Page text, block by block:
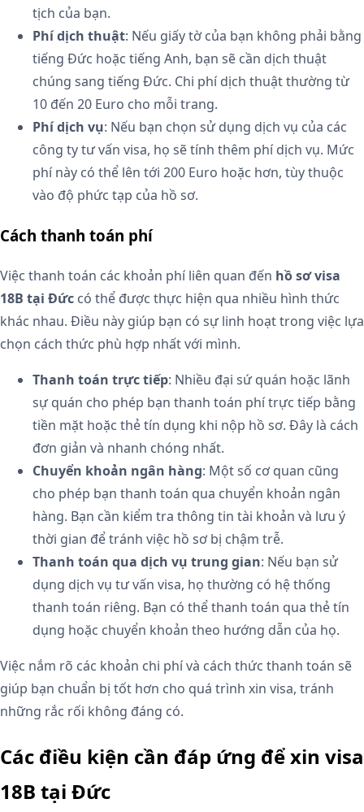
tịch của bạn.
Phí dịch thuật: Nếu giấy tờ của bạn không phải bằng
tiếng Đức hoặc tiếng Anh, bạn sẽ cần dịch thuật
chúng sang tiếng Đức. Chi phí dịch thuật thường từ
10 đến 20 Euro cho mỗi trang.
Phí dịch vụ: Nếu bạn chọn sử dụng dịch vụ của các
công ty tư vấn visa, họ sẽ tính thêm phí dịch vụ. Mức
phí này có thể lên tới 200 Euro hoặc hơn, tùy thuộc
vào độ phức tạp của hồ sơ.
Cách thanh toán phí
Việc thanh toán các khoản phí liên quan đến hồ sơ visa
18B tại Đức có thể được thực hiện qua nhiều hình thức
khác nhau. Điều này giúp bạn có sự linh hoạt trong việc lựa
chọn cách thức phù hợp nhất với mình.
Thanh toán trực tiếp: Nhiều đại sứ quán hoặc lãnh
sự quán cho phép bạn thanh toán phí trực tiếp bằng
tiền mặt hoặc thẻ tín dụng khi nộp hồ sơ. Đây là cách
đơn giản và nhanh chóng nhất.
Chuyển khoản ngân hàng: Một số cơ quan cũng
cho phép bạn thanh toán qua chuyển khoản ngân
hàng. Bạn cần kiểm tra thông tin tài khoản và lưu ý
thời gian để tránh việc hồ sơ bị chậm trễ.
Thanh toán qua dịch vụ trung gian: Nếu bạn sử
dụng dịch vụ tư vấn visa, họ thường có hệ thống
thanh toán riêng. Bạn có thể thanh toán qua thẻ tín
dụng hoặc chuyển khoản theo hướng dẫn của họ.
Việc nắm rõ các khoản chi phí và cách thức thanh toán sẽ
giúp bạn chuẩn bị tốt hơn cho quá trình xin visa, tránh
những rắc rối không đáng có.
Các điều kiện cần đáp ứng để xin visa
18B tại Đức